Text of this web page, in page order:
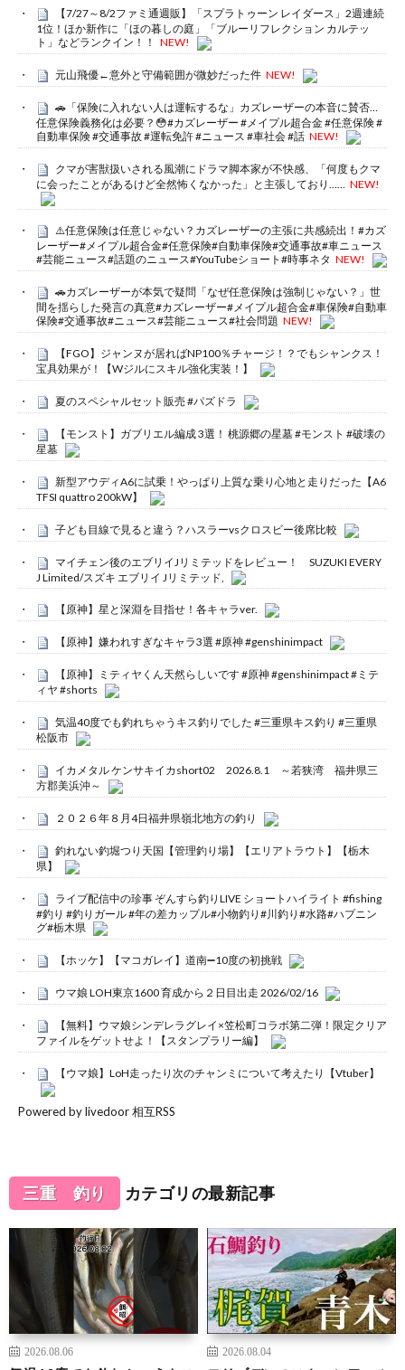
【7/27～8/2ファミ通週販】「スプラトゥーン レイダース」2週連続
1位！ほか新作に「ほの暮しの庭」「ブルーリフレクション カルテッ
ト」などランクイン！！
NEW!
元山飛優←意外と守備範囲が微妙だった件 NEW!
🚗「保険に入れない人は運転するな」カズレーザーの本音に賛否…
任意保険義務化は必要？😳#カズレーザー #メイプル超合金 #任意保険 #
自動車保険 #交通事故 #運転免許 #ニュース #車社会 #話 NEW!
クマが害獣扱いされる風潮にドラマ脚本家が不快感、「何度もクマ
に会ったことがあるけど全然怖くなかった」と主張しており……
NEW!
⚠️任意保険は任意じゃない？カズレーザーの主張に共感続出！#カズ
レーザー#メイプル超合金#任意保険#自動車保険#交通事故#車ニュース
#芸能ニュース#話題のニュース#YouTubeショート#時事ネタ NEW!
🚗カズレーザーが本気で疑問「なぜ任意保険は強制じゃない？」世
間を揺らした発言の真意#カズレーザー#メイプル超合金#車保険#自動車
保険#交通事故#ニュース#芸能ニュース#社会問題 NEW!
【FGO】ジャンヌが居ればNP100％チャージ！？でもシャンクス！
宝具効果が！【Wジルにスキル強化実装！】
夏のスペシャルセット販売 #パズドラ
【モンスト】ガブリエル編成 3選！ 桃源郷の星墓 #モンスト #破壊の
星墓
新型アウディA6に試乗！やっぱり上質な乗り心地と走りだった【A6
TFSI quattro 200kW】
子ども目線で見ると違う？ハスラーvsクロスビー後席比較
マイチェン後のエブリイJリミテッドをレビュー！ SUZUKI EVERY
J Limited/スズキ エブリイ Jリミテッド,
【原神】星と深淵を目指せ！各キャラver.
【原神】嫌われすぎなキャラ3選 #原神 #genshinimpact
【原神】ミティヤくん天然らしいです #原神 #genshinimpact #ミテ
ィヤ #shorts
気温40度でも釣れちゃうキス釣りでした #三重県キス釣り #三重県
松阪市
イカメタル ケンサキイカshort02 2026.8.1 ～若狭湾 福井県三
方郡美浜沖～
２０２６年８月4日福井県嶺北地方の釣り
釣れない釣堀つり天国【管理釣り場】【エリアトラウト】【栃木
県】
ライブ配信中の珍事 ぞんすら釣りLIVE ショートハイライト #fishing
#釣り #釣りガール #年の差カップル#小物釣り#川釣り#水路#ハプニン
グ#栃木県
【ホッケ】【マコガレイ】道南➖10度の初挑戦
ウマ娘 LOH東京1600 育成から２日目出走 2026/02/16
【無料】ウマ娘シンデレラグレイ×笠松町コラボ第二弾！限定クリア
ファイルをゲットせよ！【スタンプラリー編】
【ウマ娘】LoH走ったり次のチャンミについて考えたり【Vtuber】
Powered by livedoor 相互RSS
三重 釣り カテゴリの最新記事
2026.08.06 2026.08.04